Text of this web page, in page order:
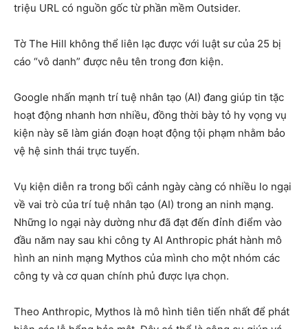
triệu URL có nguồn gốc từ phần mềm Outsider.
Tờ The Hill không thể liên lạc được với luật sư của 25 bị
cáo “vô danh” được nêu tên trong đơn kiện.
Google nhấn mạnh trí tuệ nhân tạo (AI) đang giúp tin tặc
hoạt động nhanh hơn nhiều, đồng thời bày tỏ hy vọng vụ
kiện này sẽ làm gián đoạn hoạt động tội phạm nhằm bảo
vệ hệ sinh thái trực tuyến.
Vụ kiện diễn ra trong bối cảnh ngày càng có nhiều lo ngại
về vai trò của trí tuệ nhân tạo (AI) trong an ninh mạng.
Những lo ngại này dường như đã đạt đến đỉnh điểm vào
đầu năm nay sau khi công ty AI Anthropic phát hành mô
hình an ninh mạng Mythos của mình cho một nhóm các
công ty và cơ quan chính phủ được lựa chọn.
Theo Anthropic, Mythos là mô hình tiên tiến nhất để phát